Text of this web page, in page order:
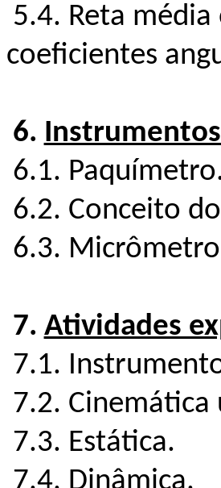
5.4. Reta
coeficientes
6.
6.1.
6.2. Conceito
6.3.
7. Atividades
7.1.
7.2.
7.3. Estática.
7.4. Dinâmica.